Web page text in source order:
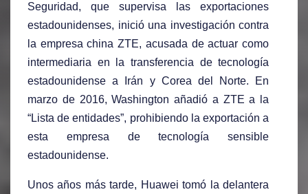
Seguridad, que supervisa las exportaciones
estadounidenses, inició una investigación contra
la empresa china ZTE, acusada de actuar como
intermediaria en la transferencia de tecnología
estadounidense a Irán y Corea del Norte. En
marzo de 2016, Washington añadió a ZTE a la
“Lista de entidades”, prohibiendo la exportación a
esta empresa de tecnología sensible
estadounidense.
Unos años más tarde, Huawei tomó la delantera